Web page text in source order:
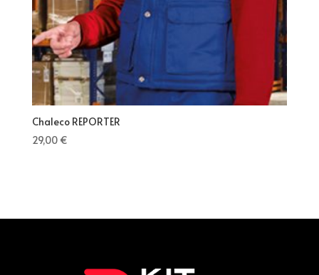
Chaleco REPORTER
29,00€